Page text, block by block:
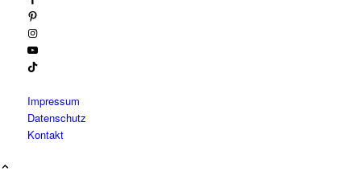
Impressum
Datenschutz
Kontakt